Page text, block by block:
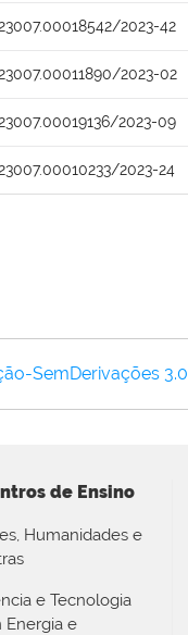
2023-42
2023-02
2023-09
2023-24
SemDerivações
de Ensino
Humanidades e
e Tecnologia
Energia e